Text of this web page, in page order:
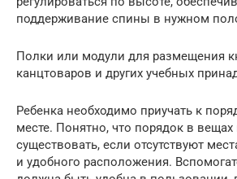
поддерживание спины в нужном
Полки или модули для размещения
канцтоваров и других учебных
Ребенка необходимо приучать к
месте. Понятно, что порядок в
существовать, если отсутствуют
и удобного расположения.